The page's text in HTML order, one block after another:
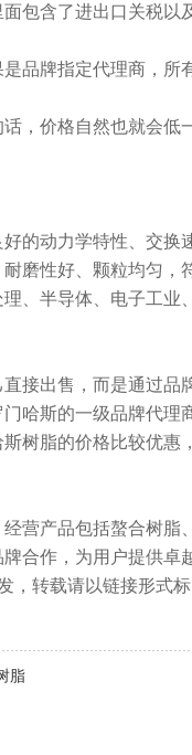
包含了进出口关税
品牌指定代理商，
，价格自然也就会
的动力学特性、交换
磨性好、颗粒均匀
、半导体、电子工业
接出售，而是通过
哈斯的一级品牌代
树脂的价格比较优
营产品包括螯合树
合作，为用户提供卓
转载请以链接形式
脂